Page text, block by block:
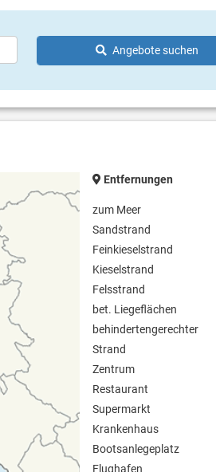
Babybett
Angebote suchen
Entfernungen
zum Meer
Sandstrand
Feinkieselstrand
Kieselstrand
Felsstrand
bet. Liegeflächen
behindertengerechter
Strand
Zentrum
Restaurant
Supermarkt
Krankenhaus
Bootsanlegeplatz
Flughafen